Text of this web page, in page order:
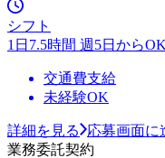
シフト
1日7.5時間 週5日からOK
交通費支給
未経験OK
詳細を見る
応募画面に
業務委託契約